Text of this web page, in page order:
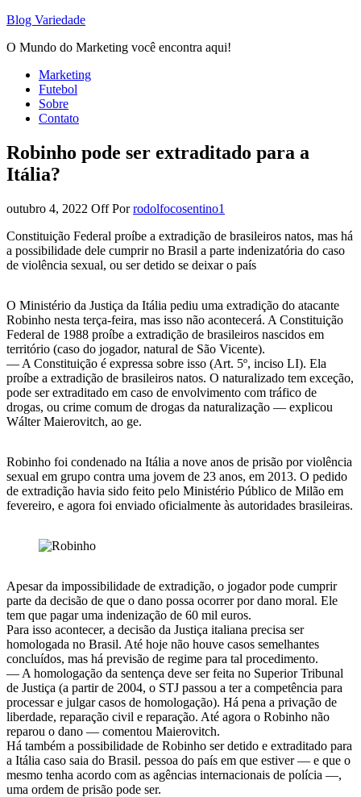
Blog Variedade
O Mundo do Marketing você encontra aqui!
Marketing
Futebol
Sobre
Contato
Robinho pode ser extraditado para a
Itália?
outubro 4, 2022 OffPor rodolfocosentino1
Constituição Federal proíbe a extradição de brasileiros natos, mas há
a possibilidade dele cumprir no Brasil a parte indenizatória do caso
de violência sexual, ou ser detido se deixar o país
O Ministério da Justiça da Itália pediu uma extradição do atacante
Robinho nesta terça-feira, mas isso não acontecerá. A Constituição
Federal de 1988 proíbe a extradição de brasileiros nascidos em
território (caso do jogador, natural de São Vicente).
— A Constituição é expressa sobre isso (Art. 5º, inciso LI). Ela
proíbe a extradição de brasileiros natos. O naturalizado tem exceção,
pode ser extraditado em caso de envolvimento com tráfico de
drogas, ou crime comum de drogas da naturalização — explicou
Wálter Maierovitch, ao ge.
Robinho foi condenado na Itália a nove anos de prisão por violência
sexual em grupo contra uma jovem de 23 anos, em 2013. O pedido
de extradição havia sido feito pelo Ministério Público de Milão em
fevereiro, e agora foi enviado oficialmente às autoridades brasileiras.
Apesar da impossibilidade de extradição, o jogador pode cumprir
parte da decisão de que o dano possa ocorrer por dano moral. Ele
tem que pagar uma indenização de 60 mil euros.
Para isso acontecer, a decisão da Justiça italiana precisa ser
homologada no Brasil. Até hoje não houve casos semelhantes
concluídos, mas há previsão de regime para tal procedimento.
— A homologação da sentença deve ser feita no Superior Tribunal
de Justiça (a partir de 2004, o STJ passou a ter a competência para
processar e julgar casos de homologação). Há pena a privação de
liberdade, reparação civil e reparação. Até agora o Robinho não
reparou o dano — comentou Maierovitch.
Há também a possibilidade de Robinho ser detido e extraditado para
a Itália caso saia do Brasil. pessoa do país em que estiver — e que o
mesmo tenha acordo com as agências internacionais de polícia —,
uma ordem de prisão pode ser.